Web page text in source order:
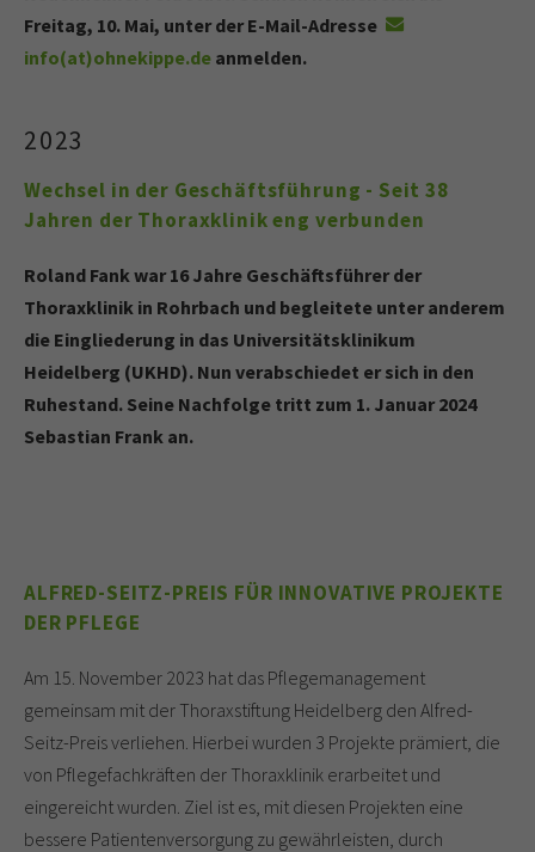
Freitag, 10. Mai, unter der E-Mail-Adresse
info(at)ohnekippe.de anmelden.
2023
Wechsel in der Geschäftsführung - Seit 38
Jahren der Thoraxklinik eng verbunden
Roland Fank war 16 Jahre Geschäftsführer der
Thoraxklinik in Rohrbach und begleitete unter anderem
die Eingliederung in das Universitätsklinikum
Heidelberg (UKHD). Nun verabschiedet er sich in den
Ruhestand. Seine Nachfolge tritt zum 1. Januar 2024
Sebastian Frank an.
ALFRED-SEITZ-PREIS FÜR INNOVATIVE PROJEKTE
DER PFLEGE
Am 15. November 2023 hat das Pflegemanagement
gemeinsam mit der Thoraxstiftung Heidelberg den Alfred-
Seitz-Preis verliehen. Hierbei wurden 3 Projekte prämiert, die
von Pflegefachkräften der Thoraxklinik erarbeitet und
eingereicht wurden. Ziel ist es, mit diesen Projekten eine
bessere Patientenversorgung zu gewährleisten, durch